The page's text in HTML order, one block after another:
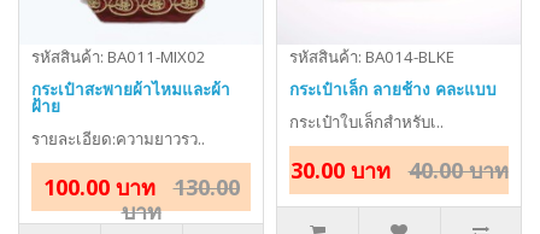
รหัสสินค้า: BA011-MIX02
กระเป๋าสะพายผ้าไหมและผ้า
ฝ้าย
รายละเอียด:ความยาวรว..
100.00 บาท
130.00
บาท
รหัสสินค้า: BA014-BLKE
กระเป๋าเล็ก ลายช้าง คละแบบ
กระเป๋าใบเล็กสำหรับเ..
30.00 บาท 40.00 บาท